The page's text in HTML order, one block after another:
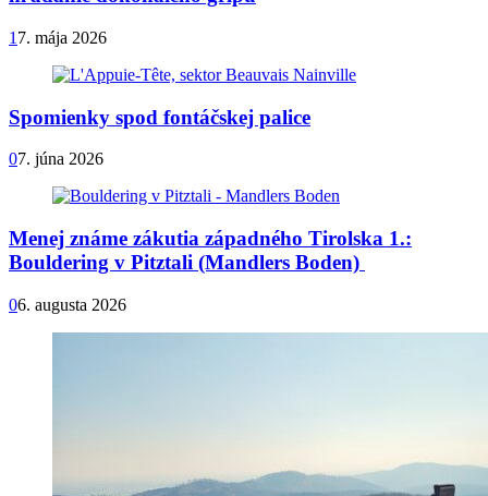
1 7. mája 2026
Spomienky spod fontáčskej palice
07. júna 2026
Menej známe zákutia západného Tirolska 1.:
Bouldering v Pitztali (Mandlers Boden)
06. augusta 2026